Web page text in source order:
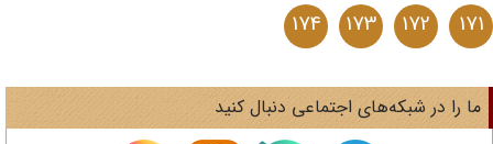
172
173
174
را در شبکه‌های اجتماعی دنبال کنید